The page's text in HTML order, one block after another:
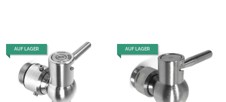
AUF LAGER AUF LAGER